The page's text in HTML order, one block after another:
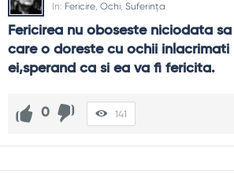
In: Fericire, Ochi, Suferința
Fericirea nu oboseste niciodata
care o doreste cu ochii inlacrimati
ei,sperand ca si ea va fi fericita.
0 141